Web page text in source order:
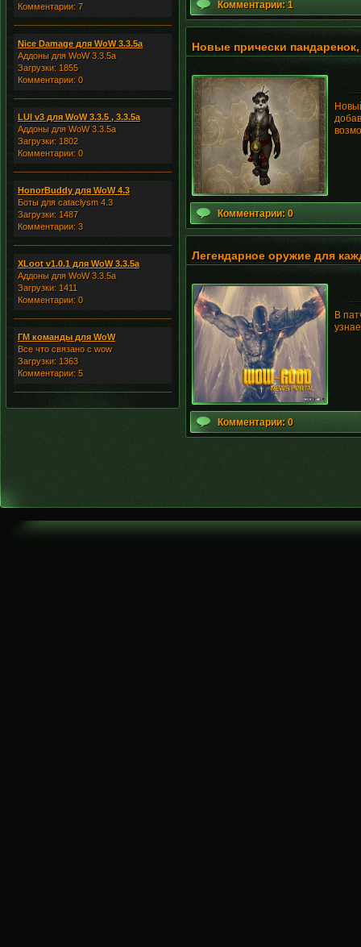
Комментарии: 7
Nice Damage для WoW 3.3.5a
Аддоны для WoW 3.3.5a
Загрузки: 1855
Комментарии: 0
LUI v3 для WoW 3.3.5 , 3.3.5a
Аддоны для WoW 3.3.5a
Загрузки: 1802
Комментарии: 0
HonorBuddy для WoW 4.3
Боты для cataclysm 4.3
Загрузки: 1487
Комментарии: 3
XLoot v1.0.1 для WoW 3.3.5a
Аддоны для WoW 3.3.5a
Загрузки: 1411
Комментарии: 0
ГМ команды для WoW
Все что связано с wow
Загрузки: 1363
Комментарии: 5
Комментарии: 1
Новые прически
Комментарии: 0
Легендарное оружие для
В
Комментарии: 0